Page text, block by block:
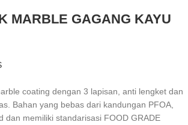
MARBLE GAGANG KAYU
coating dengan 3 lapisan, anti lengket dan
Bahan yang bebas dari kandungan PFOA,
dan memiliki standarisasi FOOD GRADE